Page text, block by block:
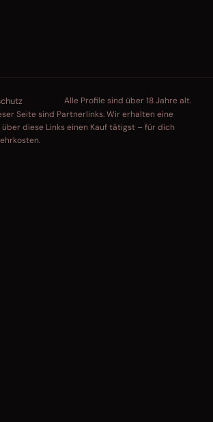
Alle Profile sind über 18 Jahre alt.
Seite sind Partnerlinks. Wir erhalten eine
über diese Links einen Kauf tätigst – für dich